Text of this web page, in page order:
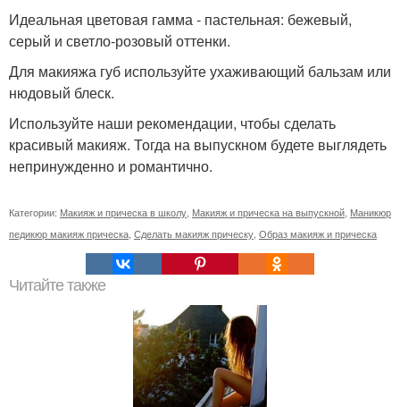
Идеальная цветовая гамма - пастельная: бежевый,
серый и светло-розовый оттенки.
Для макияжа губ используйте ухаживающий бальзам или
нюдовый блеск.
Используйте наши рекомендации, чтобы сделать
красивый макияж. Тогда на выпускном будете выглядеть
непринужденно и романтично.
Категории: Макияж и прическа в школу Макияж и прическа на выпускной Маникюр
педикюр макияж прическа Сделать макияж прическу Образ макияж и прическа
Читайте также